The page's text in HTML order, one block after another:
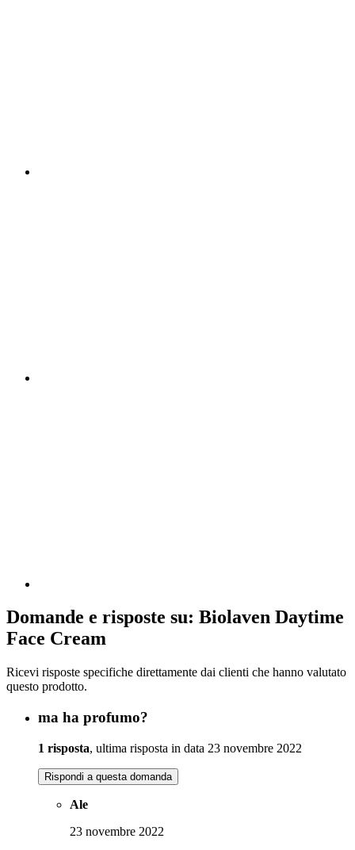
Domande e risposte su: Biolaven Daytime
Face Cream
Ricevi risposte specifiche direttamente dai clienti che hanno valutato
questo prodotto.
ma ha profumo?
1 risposta, ultima risposta in data 23 novembre 2022
Rispondi a questa domanda
Ale
23 novembre 2022